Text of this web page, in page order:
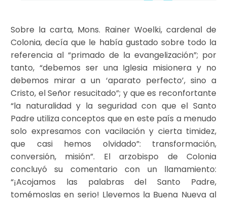
Sobre la carta, Mons. Rainer Woelki, cardenal de
Colonia, decía que le había gustado sobre todo la
referencia al “primado de la evangelización”; por
tanto, “debemos ser una Iglesia misionera y no
debemos mirar a un ‘aparato perfecto’, sino a
Cristo, el Señor resucitado”; y que es reconfortante
“la naturalidad y la seguridad con que el Santo
Padre utiliza conceptos que en este país a menudo
solo expresamos con vacilación y cierta timidez,
que casi hemos olvidado”: transformación,
conversión, misión”. El arzobispo de Colonia
concluyó su comentario con un llamamiento:
“¡Acojamos las palabras del Santo Padre,
tomémoslas en serio! Llevemos la Buena Nueva al